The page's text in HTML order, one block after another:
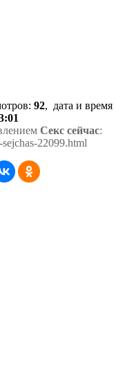
: 92, дата и время
Секс сейчас:
22099.html